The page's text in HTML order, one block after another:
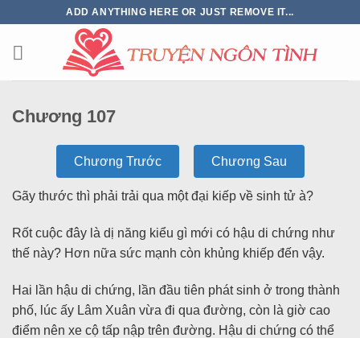
ADD ANYTHING HERE OR JUST REMOVE IT...
Chương 107
Chương Trước Chương Sau
Gãy thước thì phải trải qua một đại kiếp về sinh tử à?
Rốt cuộc đây là dị năng kiểu gì mới có hậu di chứng như
thế này? Hơn nữa sức mạnh còn khủng khiếp đến vậy.
Hai lần hậu di chứng, lần đầu tiên phát sinh ở trong thành
phố, lúc ấy Lâm Xuân vừa đi qua đường, còn là giờ cao
điểm nên xe cộ tấp nập trên đường. Hậu di chứng có thể